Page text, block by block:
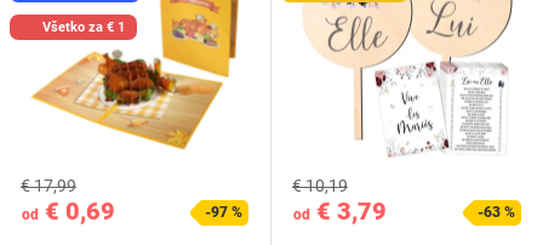
Všetko za € 1
od € 0,69
€ 17,99
-97 % od € 3,79
€ 10,19
-63 %